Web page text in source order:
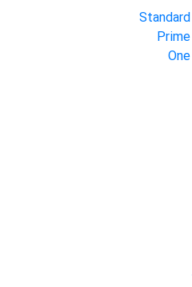
Standard
Prime
One